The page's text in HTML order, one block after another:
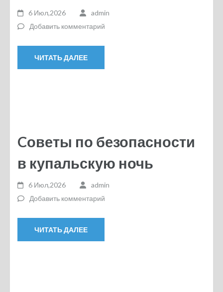
6 Июл,2026
admin
Добавить комментарий
ЧИТАТЬ ДАЛЕЕ
Cоветы по безопасности
в купальскую ночь
6 Июл,2026
admin
Добавить комментарий
ЧИТАТЬ ДАЛЕЕ